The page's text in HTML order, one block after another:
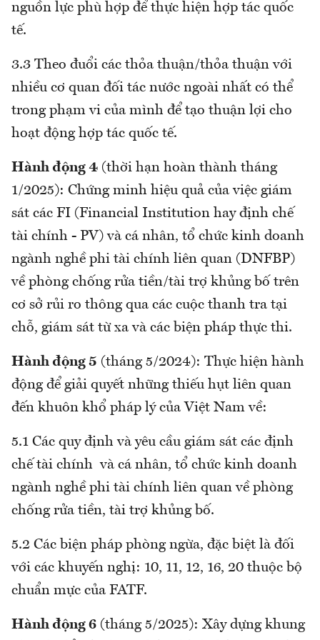
nguồn lực phù hợp để thực hiện hợp tác quốc
tế.
3.3 Theo đuổi các thỏa thuận/thỏa thuận với
nhiều cơ quan đối tác nước ngoài nhất có thể
trong phạm vi của mình để tạo thuận lợi cho
hoạt động hợp tác quốc tế.
Hành động 4 (thời hạn hoàn thành tháng
1/2025): Chứng minh hiệu quả của việc giám
sát các FI (Financial Institution hay định chế
tài chính - PV) và cá nhân, tổ chức kinh doanh
ngành nghề phi tài chính liên quan (DNFBP)
về phòng chống rửa tiền/tài trợ khủng bố trên
cơ sở rủi ro thông qua các cuộc thanh tra tại
chỗ, giám sát từ xa và các biện pháp thực thi.
Hành động 5 (tháng 5/2024): Thực hiện hành
động để giải quyết những thiếu hụt liên quan
đến khuôn khổ pháp lý của Việt Nam về:
5.1 Các quy định và yêu cầu giám sát các định
chế tài chính và cá nhân, tổ chức kinh doanh
ngành nghề phi tài chính liên quan về phòng
chống rửa tiền, tài trợ khủng bố.
5.2 Các biện pháp phòng ngừa, đặc biệt là đối
với các khuyến nghị: 10, 11, 12, 16, 20 thuộc bộ
chuẩn mực của FATF.
Hành động 6 (tháng 5/2025): Xây dựng khung